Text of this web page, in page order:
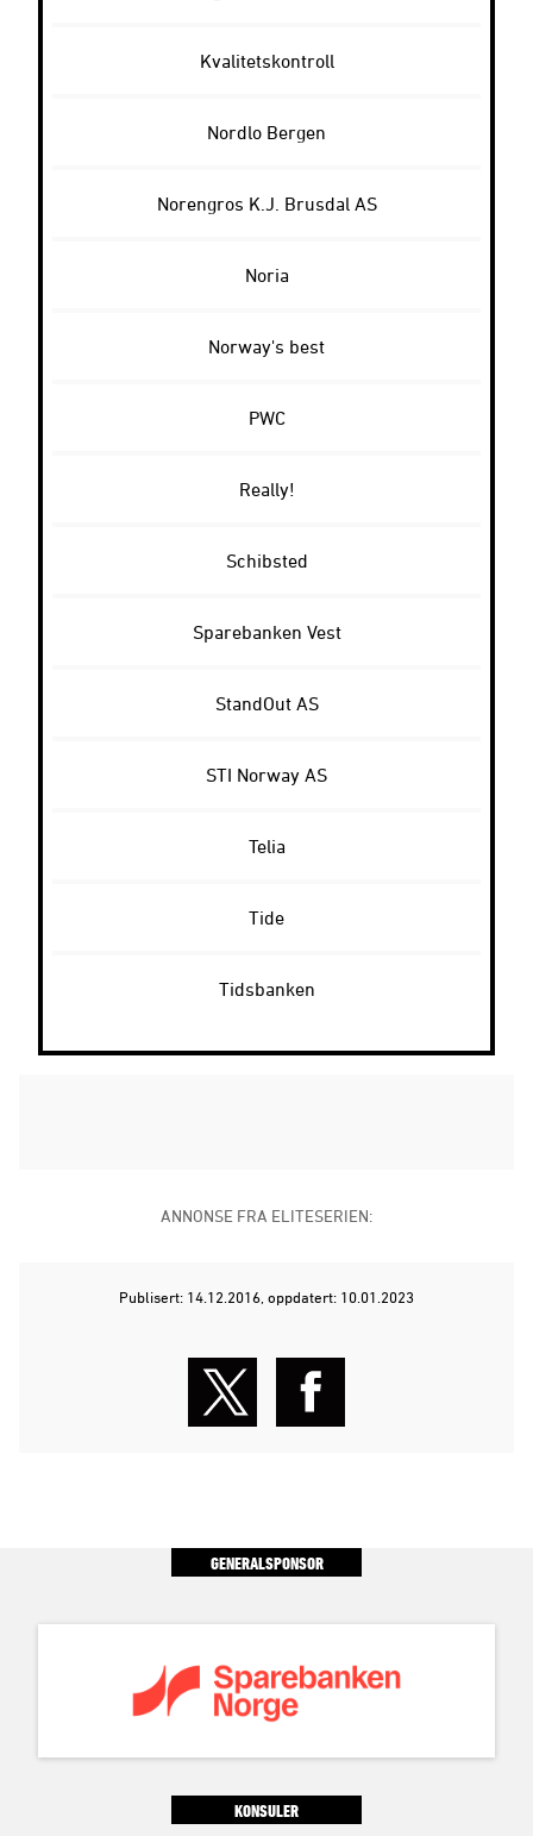
Kvalitetskontroll
Nordlo Bergen
Norengros K.J. Brusdal AS
Noria
Norway's best
PWC
Really!
Schibsted
Sparebanken Vest
StandOut AS
STI Norway AS
Telia
Tide
Tidsbanken
ANNONSE FRA ELITESERIEN:
Publisert: 14.12.2016, oppdatert: 10.01.2023
GENERALSPONSOR
KONSULER